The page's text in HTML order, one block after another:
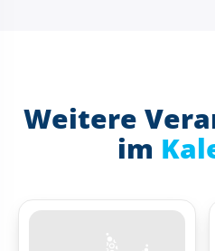
Weitere
im